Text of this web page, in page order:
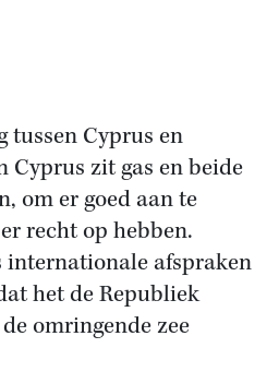
tussen Cyprus en
zit gas en beide
om er goed aan te
recht op hebben.
internationale afspraken
het de Republiek
omringende zee